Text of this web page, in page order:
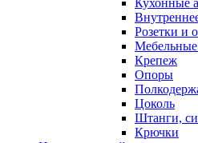
Кухонные
Розетки и
Мебельные
Крепеж
Опоры
Цоколь
Штанги,
Крючки